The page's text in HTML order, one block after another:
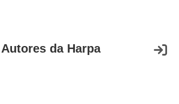
da Harpa